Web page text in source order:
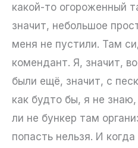
какой-то огороженный
значит, небольшое
меня не пустили. Там
комендант. Я, значит,
были ещё, значит, с
как будто бы, я не
ли не бункер там
попасть нельзя. И